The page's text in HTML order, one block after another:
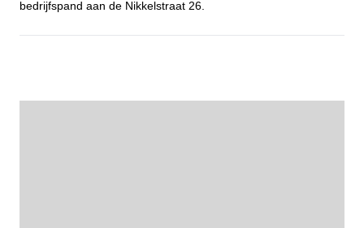
bedrijfspand aan de Nikkelstraat 26.